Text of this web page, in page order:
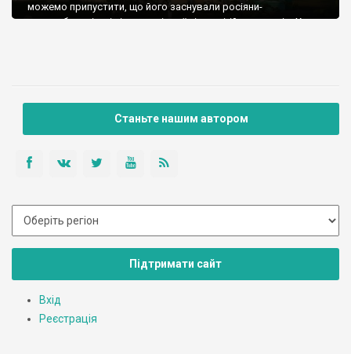
можемо припустити, що його заснували росіяни-
старообрядці, які тікали в ці краї від релігійних утисків. Хоча
Станьте нашим автором
Підтримати сайт
Вхід
Реєстрація